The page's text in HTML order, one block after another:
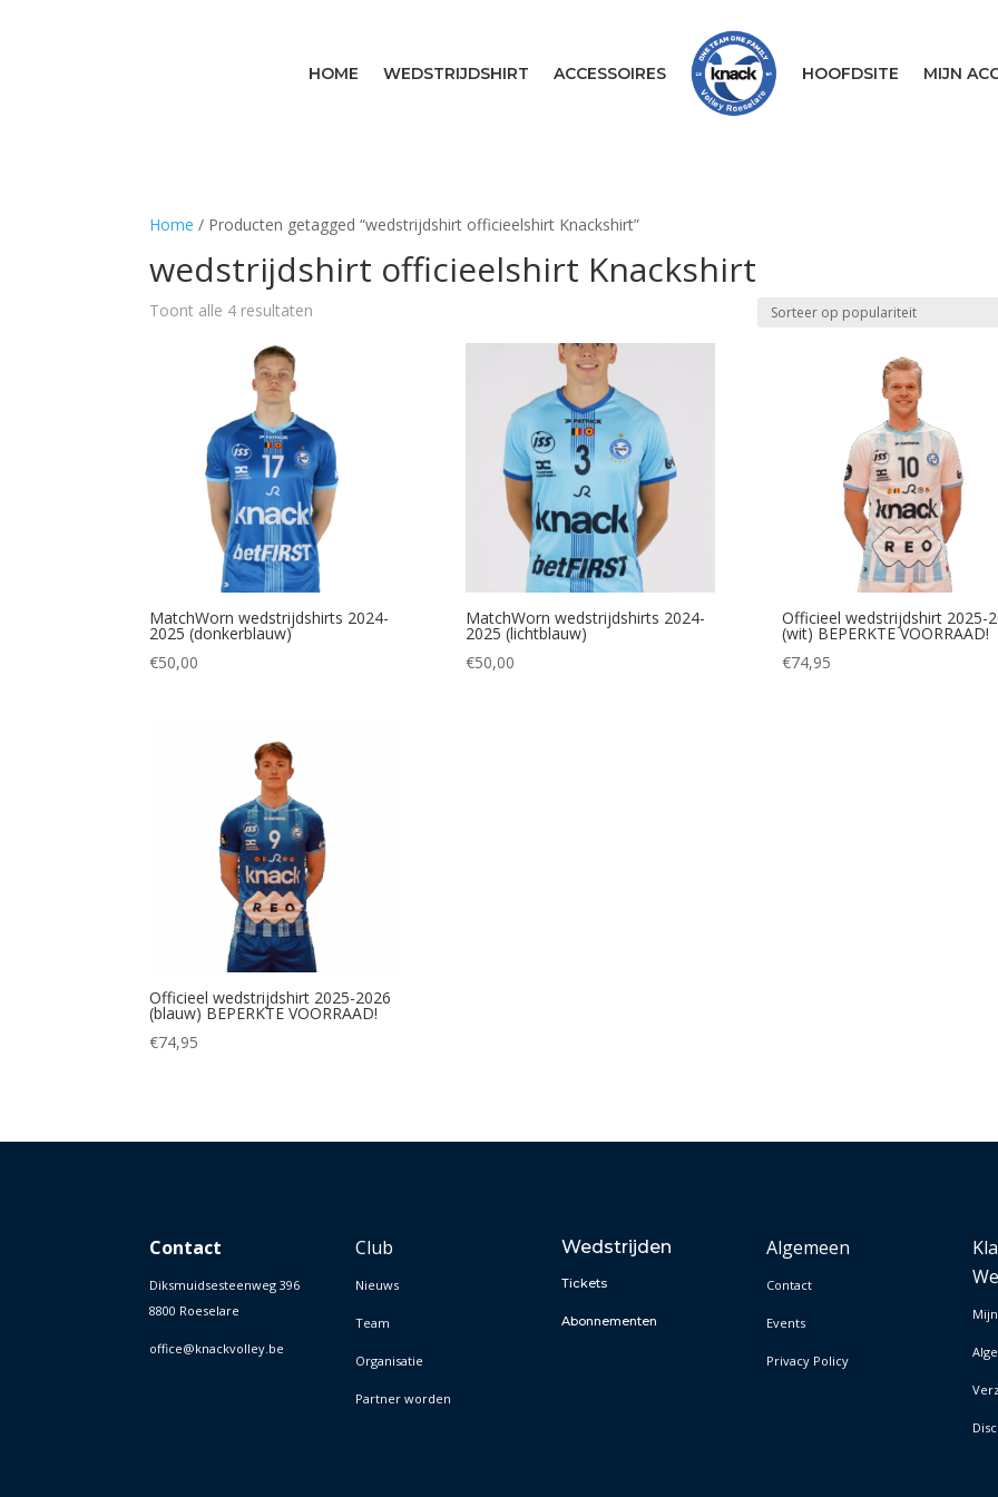
HOME WEDSTRIJDSHIRT ACCESSOIRES HOOFDSITE MIJN
Home / Producten getagged “wedstrijdshirt officieelshirt Knackshirt”
wedstrijdshirt officieelshirt Knackshirt
Toont alle 4 resultaten
MatchWorn wedstrijdshirts 2024-
2025 (donkerblauw)
€50,00
MatchWorn wedstrijdshirts 2024-
2025 (lichtblauw)
€50,00
Officieel wedstrijdshirt 2025-
(wit) BEPERKTE VOORRAAD!
€74,95
Officieel wedstrijdshirt 2025-2026
(blauw) BEPERKTE VOORRAAD!
€74,95
Contact
Diksmuidsesteenweg 396
8800 Roeselare
office@knackvolley.be
Club
Nieuws
Team
Organisatie
Partner worden
Wedstrijden
Tickets
Abonnementen
Algemeen
Contact
Events
Privacy Policy